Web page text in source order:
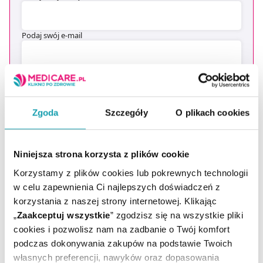
Zgoda Szczegóły O plikach cookies
Niniejsza strona korzysta z plików cookie
Korzystamy z plików cookies lub pokrewnych technologii
w celu zapewnienia Ci najlepszych doświadczeń z
korzystania z naszej strony internetowej. Klikając
„Zaakceptuj wszystkie” zgodzisz się na wszystkie pliki
cookies i pozwolisz nam na zadbanie o Twój komfort
podczas dokonywania zakupów na podstawie Twoich
własnych preferencji, nawyków oraz dopasowania
Podaj swój e-mail
Wyrażam zgodę na przesyłanie, na podany przeze mnie adres e-
elektroniczną
Chcesz się wypisać z newslettera? Kliknijtutaj.